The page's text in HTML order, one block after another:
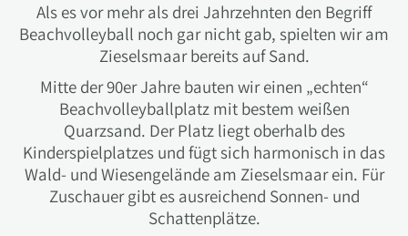
Als es vor mehr als drei Jahrzehnten den Begriff
Beachvolleyball noch gar nicht gab, spielten wir am
Zieselsmaar bereits auf Sand.
Mitte der 90er Jahre bauten wir einen „echten“
Beachvolleyballplatz mit bestem weißen
Quarzsand. Der Platz liegt oberhalb des
Kinderspielplatzes und fügt sich harmonisch in das
Wald- und Wiesengelände am Zieselsmaar ein. Für
Zuschauer gibt es ausreichend Sonnen- und
Schattenplätze.